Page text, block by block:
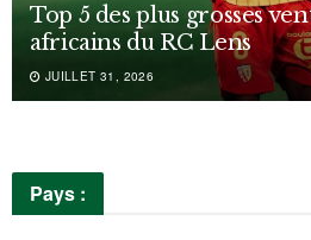
Top 5 des plus grosses
africains du RC Lens
JUILLET 31, 2026
Pays :